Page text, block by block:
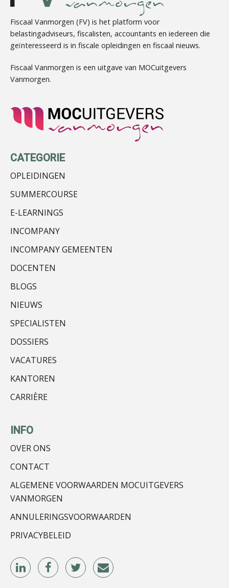
Willem Veldhuizen
Roger van de Berg
Fiscaal Vanmorgen (FV) is het platform voor
belastingadviseurs, fiscalisten, accountants en iedereen die
geïnteresseerd is in fiscale opleidingen en fiscaal nieuws.
Fiscaal Vanmorgen is een uitgave van MOCuitgevers
Vanmorgen.
CATEGORIE
OPLEIDINGEN
SUMMERCOURSE
E-LEARNINGS
INCOMPANY
INCOMPANY GEMEENTEN
DOCENTEN
BLOGS
NIEUWS
SPECIALISTEN
DOSSIERS
VACATURES
KANTOREN
CARRIÈRE
INFO
OVER ONS
CONTACT
ALGEMENE VOORWAARDEN MOCUITGEVERS
VANMORGEN
ANNULERINGSVOORWAARDEN
PRIVACYBELEID